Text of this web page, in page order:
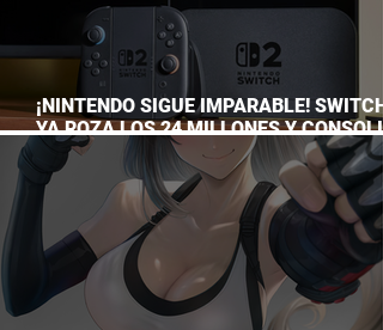
¡NINTENDO SIGUE IMPARABLE! SWITCH
YA ROZA LOS 24 MILLONES Y
EL DOMINIO DE LA GRAN N